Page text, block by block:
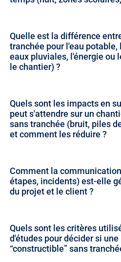
Quelle est la différence
tranchée pour l'eau
eaux pluviales, l'énergie ou
le chantier) ?
Quels sont les impacts en
peut s'attendre sur un
sans tranchée (bruit, piles
et comment les réduire ?
Comment la
étapes, incidents) est-elle
du projet et le client ?
Quels sont les critères
d'études pour décider si
“constructible” sans